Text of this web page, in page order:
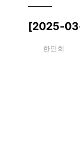
[2025-
한인회